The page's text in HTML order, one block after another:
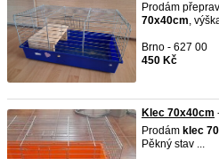
Prodám
70x40cm,
Brno - 627 00
450 Kč
Klec 70x40cm
Prodám klec
Pěkný stav ...